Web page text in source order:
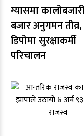
ग्यासमा
बजार अनुगमन तीव्र,
डिपोमा सुरक्षाकर्मी
परिचालन